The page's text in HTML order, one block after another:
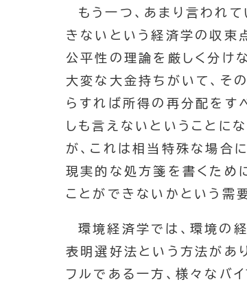
もう一つ、あまり言われ
きないという経済学の収束
公平性の理論を厳しく分け
大変な大金持ちがいて、そ
らすれば所得の再分配をす
しも言えないということに
が、これは相当特殊な場合
現実的な処方箋を書くため
ことができないかという需
環境経済学では、環境の
表明選好法という方法があ
フルである一方、様々なバ